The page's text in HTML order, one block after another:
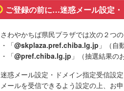
ご登録の前に…迷惑メール設定
さわやかちば県民プラザでは次の２つ
・「@skplaza.pref.chiba.lg.jp 」（ 自
・「@pref.chiba.lg.jp 」（抽選結果の
迷惑メール設定・ドメイン指定受信設
メールを受信できるよう設定の上、お